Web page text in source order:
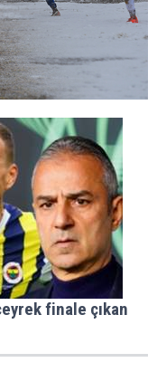
finale çıkan